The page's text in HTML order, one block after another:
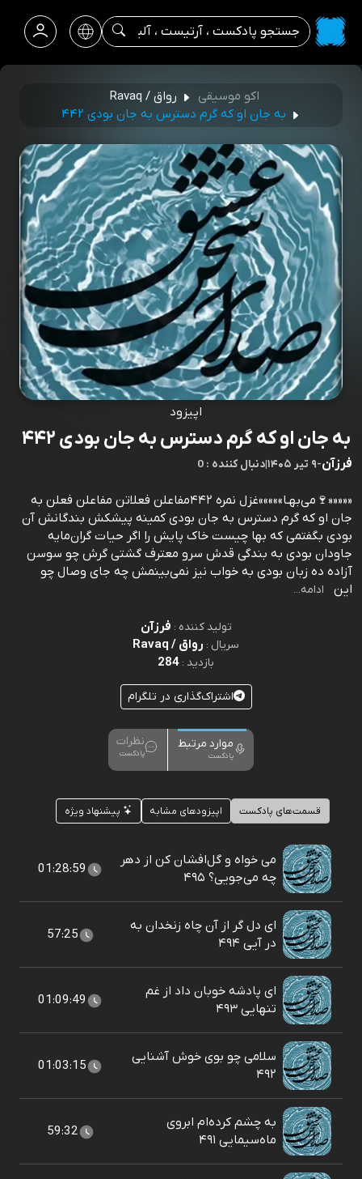
اکو موسیقی
رواق / Ravaq
به جان او که گرم دسترس به جان بودی ۴۴۲
اپیزود
به جان او که گرم دسترس به جان بودی ۴۴۲
فرزآن-۹ تیر ۱۴۰۵ |0 : دنبال کننده
«««««🍷می‌بهـا»»»»»غزل نمره ۴۴۲مفاعلن فعلاتن مفاعلن فعلن به
جان او که گرم دسترس به جان بودی کمينه پيشکش بندگانش آن
بودی بگفتمی که بها چيست خاک پايش را اگر حيات گران‌مايه
جاودان بودی به بندگی قدش سرو معترف گشتی گرش چو سوسن
آزاده ده زبان بودی به خواب نيز نمی‌بينمش چه جای وصال چو
اين
ادامه...
تولید کننده : فرزآن
سریال : رواق / Ravaq
بازدید : 284
اشتراک‌گذاری در تلگرام
موارد مرتبط
پادکست
نظرات
پادکست
قسمت‌های پادکست اپیزودهای مشابه پیشنهاد ویژه
می خواه و گل‌افشان کن از دهر
چه می‌جویی؟ ۴۹۵
01:28:59
ای دل گر از آن چاه زنخدان به
در آیی ۴۹۴
57:25
ای پادشه خوبان داد از غم
تنهایی ۴۹۳
01:09:49
سلامی چو بوی خوش آشنایی
۴۹۲
01:03:15
به چشم کرده‌ام ابروی
ماه‌سیمایی ۴۹۱
59:32